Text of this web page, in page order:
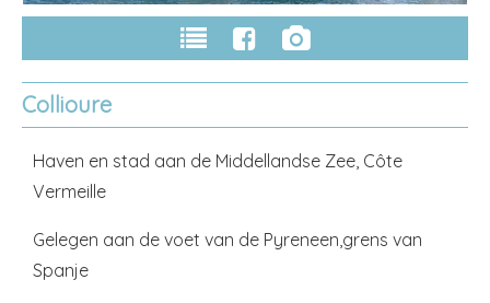
Collioure
Haven en stad aan de Middellandse Zee, Côte
Vermeille
Gelegen aan de voet van de Pyreneen,grens van
Spanje